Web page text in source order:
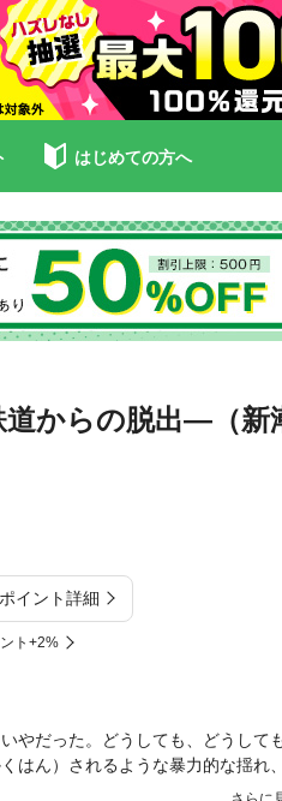
はじめての方へ
からの脱出—（新
ポイント詳細
ト+2%
やだった。どうしても、どうし
はん）されるような暴力的な揺れ
え、恐ろしいほど繊細な星空だけ